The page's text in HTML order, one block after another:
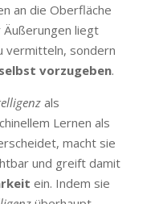
an die Oberfläche
Äußerungen liegt
vermitteln, sondern
vorzugeben.
als
Lernen als
macht sie
und greift damit
ein. Indem sie